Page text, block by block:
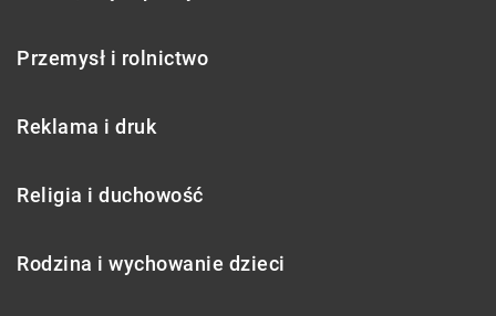
Przemysł i rolnictwo
Reklama i druk
Religia i duchowość
Rodzina i wychowanie dzieci